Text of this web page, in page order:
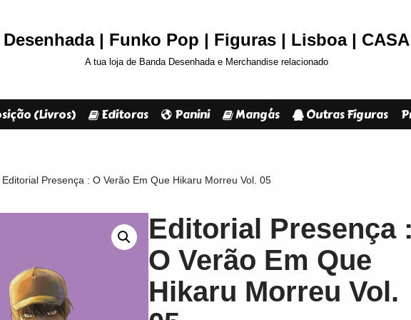
| Funko Pop | Figuras | Lisboa | CASA
A tua loja de Banda Desenhada e Merchandise relacionado
(Livros) Editoras Panini Mangás Outras Figuras
Editorial Presença : O Verão Em Que Hikaru Morreu Vol. 05
Editorial Presença :
O Verão Em Que
Hikaru Morreu Vol.